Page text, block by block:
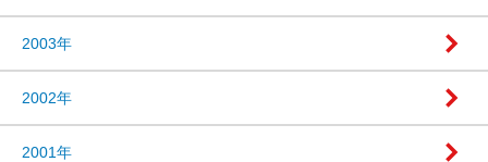
2003年
2002年
2001年